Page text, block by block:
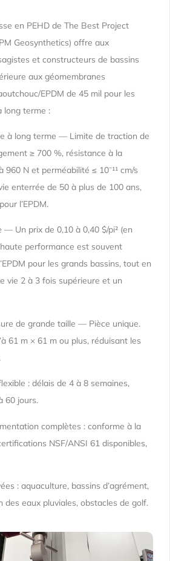
en PEHD de The Best Project
Geosynthetics) offre aux
et constructeurs de bassins
aux géomembranes
EPDM de 45 mil pour les
long terme :
à long terme — Limite de traction de
≥ 700 %, résistance à la
N et perméabilité ≤ 10⁻¹¹ cm/s
enterrée de 50 à plus de 100 ans,
l’EPDM.
Un prix de 0,10 à 0,40 $/pi² (en
performance est souvent
pour les grands bassins, tout en
vie 2 à 3 fois supérieure et un
de grande taille — Pièce unique.
61 m × 61 m ou plus, réduisant les
: délais de 4 à 8 semaines,
60 jours.
complètes : conforme à la
NSF/ANSI 61 disponibles,
: aquaculture, bassins d’agrément,
des eaux pluviales, obstacles de golf.